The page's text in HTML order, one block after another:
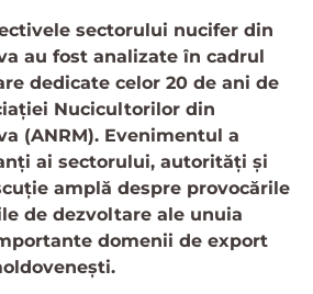
sectorului nucifer din
au fost analizate în cadrul
dedicate celor 20 de ani de
Nucicultorilor din
(ANRM). Evenimentul a
ai sectorului, autorități și
amplă despre provocările
de dezvoltare ale unuia
domenii de export